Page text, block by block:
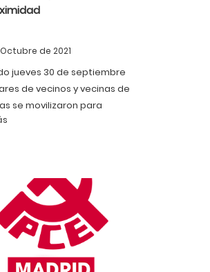
de 2021
jueves 30 de septiembre
de vecinos y vecinas de
se movilizaron para
una Residencia de Mayores